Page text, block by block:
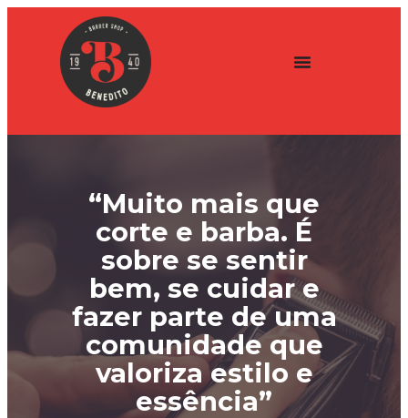
“Muito mais que
corte e barba. É
sobre se sentir
bem, se cuidar e
fazer parte de uma
comunidade que
valoriza estilo e
essência”